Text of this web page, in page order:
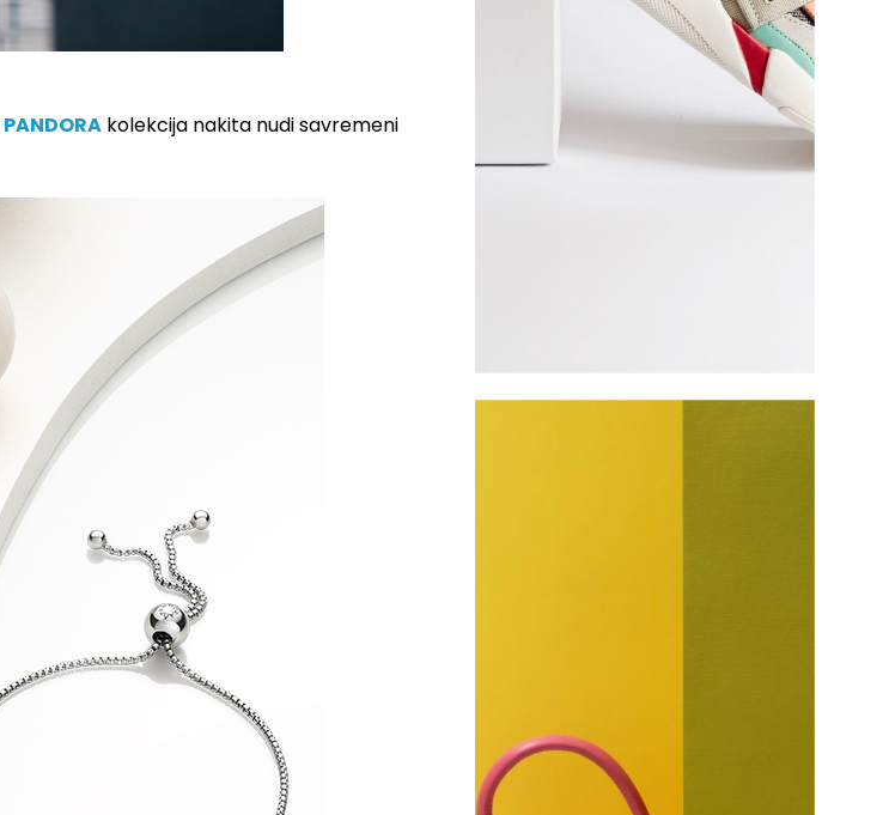
PANDORA kolekcija nakita nudi savremeni